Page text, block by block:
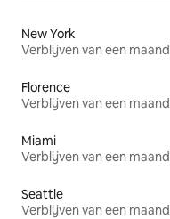
New York
Verblijven van een maand
Florence
Verblijven van een maand
Miami
Verblijven van een maand
Seattle
Verblijven van een maand